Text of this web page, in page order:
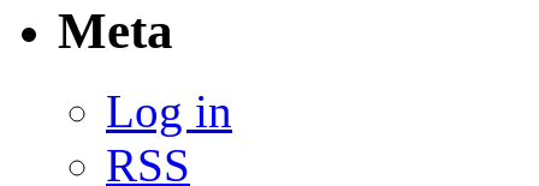
Meta
Log in
RSS